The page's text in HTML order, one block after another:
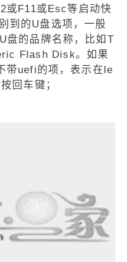
或F11或Esc等启动快
到的U盘选项，一般
盘的品牌名称，比如T
Flash Disk。如果
带uefi的项，表示在le
回车键；